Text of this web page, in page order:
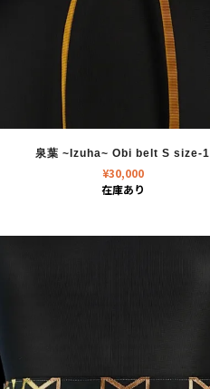
泉葉 ~Izuha~ Obi belt S size-1
¥30,000
在庫あり